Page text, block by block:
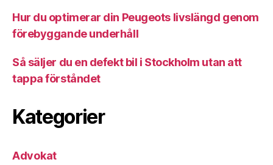
Hur du optimerar din Peugeots livslängd genom
förebyggande underhåll
Så säljer du en defekt bil i Stockholm utan att
tappa förståndet
Kategorier
Advokat